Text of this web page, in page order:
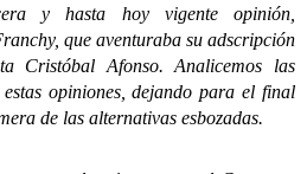
y hasta hoy vigente opinión,
que aventuraba su adscripción
Cristóbal Afonso. Analicemos las
opiniones, dejando para el final
de las alternativas esbozadas.